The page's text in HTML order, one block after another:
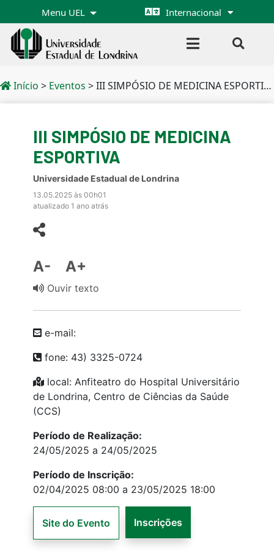
Menu UEL Internacional
Início > Eventos >III SIMPÓSIO DE MEDICINA ESPORTIVA
III SIMPÓSIO DE MEDICINA
ESPORTIVA
Universidade Estadual de Londrina
13.05.2025 às 00h01
atualizado 1 ano atrás
A- A+
Ouvir texto
e-mail:
fone: 43) 3325-0724
local: Anfiteatro do Hospital Universitário
de Londrina, Centro de Ciências da Saúde
(CCS)
Período de Realização:
24/05/2025 a 24/05/2025
Período de Inscrição:
02/04/2025 08:00 a 23/05/2025 18:00
Site do Evento Inscrições